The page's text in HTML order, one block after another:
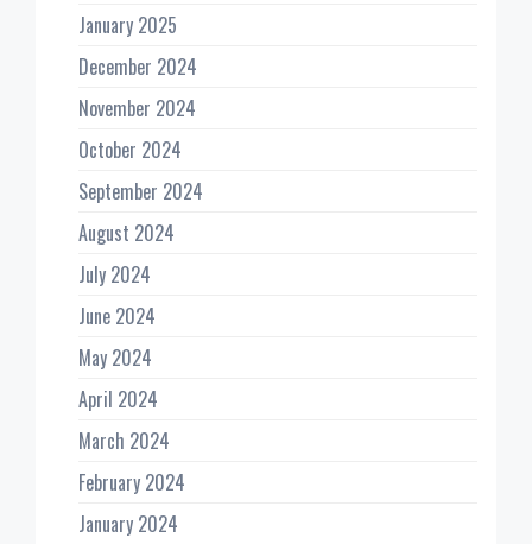
January 2025
December 2024
November 2024
October 2024
September 2024
August 2024
July 2024
June 2024
May 2024
April 2024
March 2024
February 2024
January 2024